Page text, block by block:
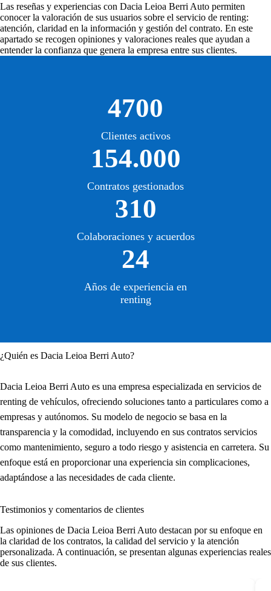
Las reseñas y experiencias con Dacia Leioa Berri Auto permiten
conocer la valoración de sus usuarios sobre el servicio de renting:
atención, claridad en la información y gestión del contrato. En este
apartado se recogen opiniones y valoraciones reales que ayudan a
entender la confianza que genera la empresa entre sus clientes.
4700
Clientes activos
154.000
Contratos gestionados
310
Colaboraciones y acuerdos
24
Años de experiencia en
renting
¿Quién es Dacia Leioa Berri Auto?
Dacia Leioa Berri Auto es una empresa especializada en servicios de
renting de vehículos, ofreciendo soluciones tanto a particulares como a
empresas y autónomos. Su modelo de negocio se basa en la
transparencia y la comodidad, incluyendo en sus contratos servicios
como mantenimiento, seguro a todo riesgo y asistencia en carretera. Su
enfoque está en proporcionar una experiencia sin complicaciones,
adaptándose a las necesidades de cada cliente.
Testimonios y comentarios de clientes
Las opiniones de Dacia Leioa Berri Auto destacan por su enfoque en
la claridad de los contratos, la calidad del servicio y la atención
personalizada. A continuación, se presentan algunas experiencias reales
de sus clientes.